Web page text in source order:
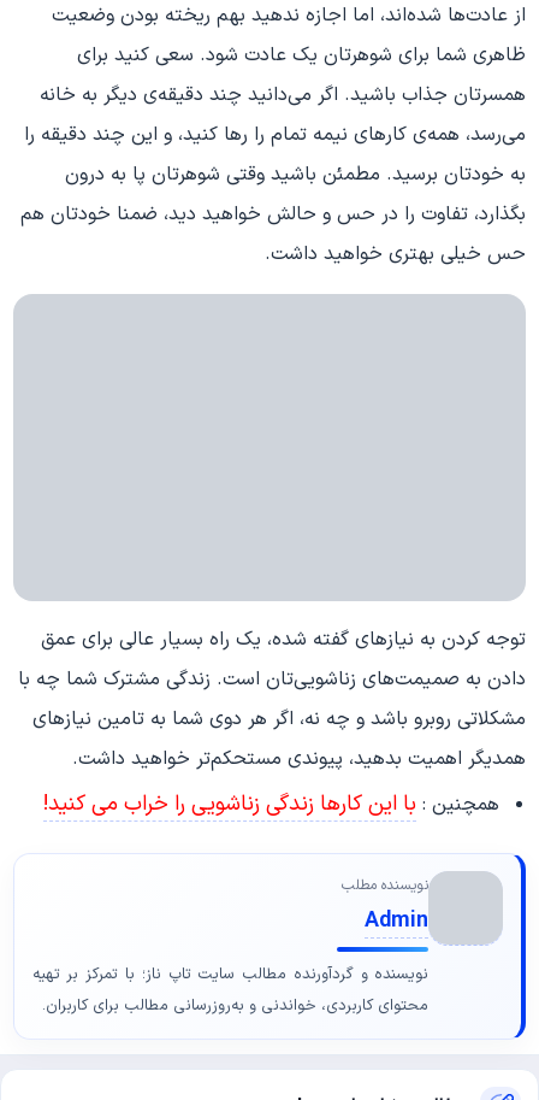
از عادت‌ها شده‌اند، اما اجازه ندهید بهم ریخته بودن وضعیت
ظاهری شما برای شوهرتان یک عادت شود. سعی کنید برای
همسرتان جذاب باشید. اگر می‌دانید چند دقیقه‌ی دیگر به خانه
می‌رسد، همه‌ی کارهای نیمه تمام را رها کنید، و این چند دقیقه را
به خودتان برسید. مطمئن باشید وقتی شوهرتان پا به درون
بگذارد، تفاوت را در حس و حالش خواهید دید، ضمنا خودتان هم
حس خیلی بهتری خواهید داشت.
توجه کردن به نیازهای گفته شده، یک راه بسیار عالی برای عمق
دادن به صمیمت‌های زناشویی‌تان است. زندگی مشترک شما چه با
مشکلاتی روبرو باشد و چه نه، اگر هر دوی شما به تامین نیازهای
همدیگر اهمیت بدهید، پیوندی مستحکم‌تر خواهید داشت.
همچنین : با این کارها زندگی زناشویی را خراب می کنید!
نویسنده مطلب
Admin
نویسنده و گردآورنده مطالب سایت تاپ ناز؛ با تمرکز بر تهیه
محتوای کاربردی، خواندنی و به‌روزرسانی مطالب برای کاربران.